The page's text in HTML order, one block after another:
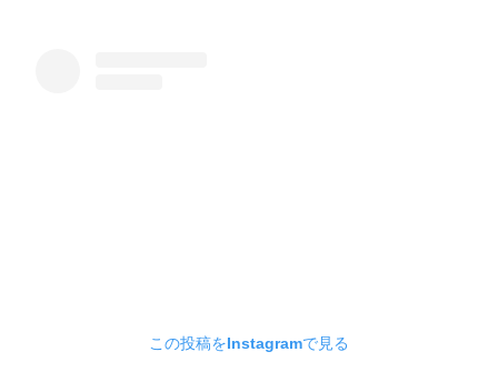
この投稿をInstagramで見る